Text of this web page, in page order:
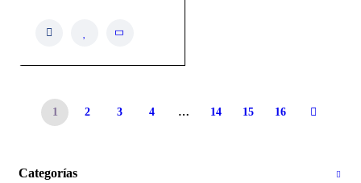
Categorías
1 2 3 4 … 14 15 16